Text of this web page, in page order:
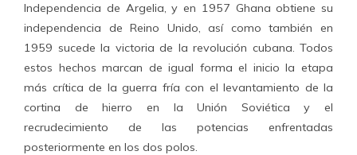
Independencia de Argelia, y en 1957 Ghana obtiene su
independencia de Reino Unido, así como también en
1959 sucede la victoria de la revolución cubana. Todos
estos hechos marcan de igual forma el inicio la etapa
más crítica de la guerra fría con el levantamiento de la
cortina de hierro en la Unión Soviética y el
recrudecimiento de las potencias enfrentadas
posteriormente en los dos polos.